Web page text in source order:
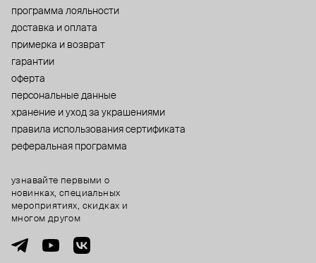
программа лояльности
доставка и оплата
примерка и возврат
гарантии
оферта
персональные данные
хранение и уход за украшениями
правила использования сертификата
реферальная программа
узнавайте первыми о
новинках, специальных
мероприятиях, скидках и
многом другом